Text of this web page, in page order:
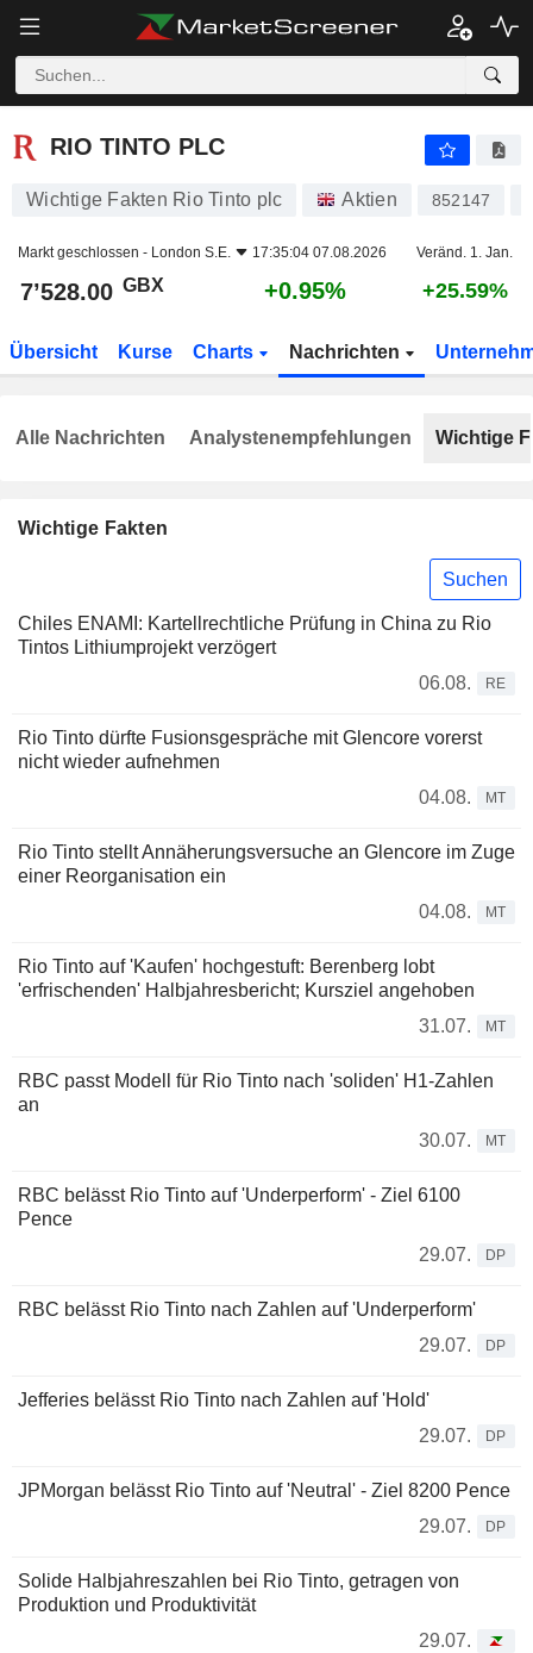
RIO TINTO PLC
RIO TINTO PLC
Wichtige Fakten Rio Tinto plc Aktien 852147
Markt geschlossen - London S.E. 17:35:04 07.08.2026 Veränd. 1. Jan.
7’528.00 GBX +0.95% +25.59%
Übersicht Kurse Charts Nachrichten
Wichtige Fakten
Suchen
Chiles ENAMI: Kartellrechtliche Prüfung in China zu Rio
Tintos Lithiumprojekt verzögert
06.08.
RE
Rio Tinto dürfte Fusionsgespräche mit Glencore vorerst
nicht wieder aufnehmen
04.08.
MT
Rio Tinto stellt Annäherungsversuche an Glencore im Zuge
einer Reorganisation ein
04.08.
MT
Rio Tinto auf 'Kaufen' hochgestuft: Berenberg lobt
'erfrischenden' Halbjahresbericht; Kursziel angehoben
31.07.
MT
RBC passt Modell für Rio Tinto nach 'soliden' H1-Zahlen
an
30.07.
MT
RBC belässt Rio Tinto auf 'Underperform' - Ziel 6100
Pence
29.07.
DP
RBC belässt Rio Tinto nach Zahlen auf 'Underperform'
29.07.
DP
Jefferies belässt Rio Tinto nach Zahlen auf 'Hold'
29.07.
DP
JPMorgan belässt Rio Tinto auf 'Neutral' - Ziel 8200 Pence
29.07.
DP
Solide Halbjahreszahlen bei Rio Tinto, getragen von
Produktion und Produktivität
29.07.
Alle Nachrichten Analystenempfehlungen Wichtige